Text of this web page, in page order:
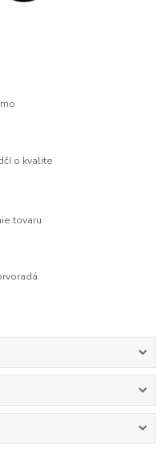
o kvalite
tovaru